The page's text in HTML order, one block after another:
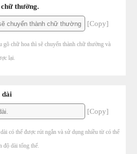
thường.
[Copy]
gõ chữ hoa thì sẽ chuyển thành chữ thường và
lại.
dài
[Copy]
có thể được rút ngắn và sử dụng nhiều từ có thể
độ dài tổng thể.